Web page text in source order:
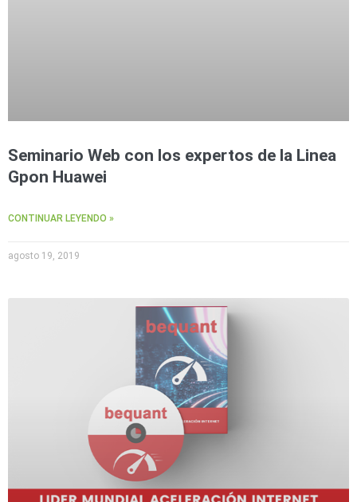
Seminario Web con los expertos de la Linea
Gpon Huawei
CONTINUAR LEYENDO »
agosto 19, 2019